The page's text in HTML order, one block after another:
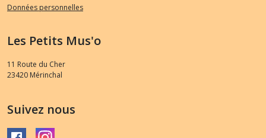
Données personnelles
Les Petits Mus'o
11 Route du Cher
23420 Mérinchal
Suivez nous